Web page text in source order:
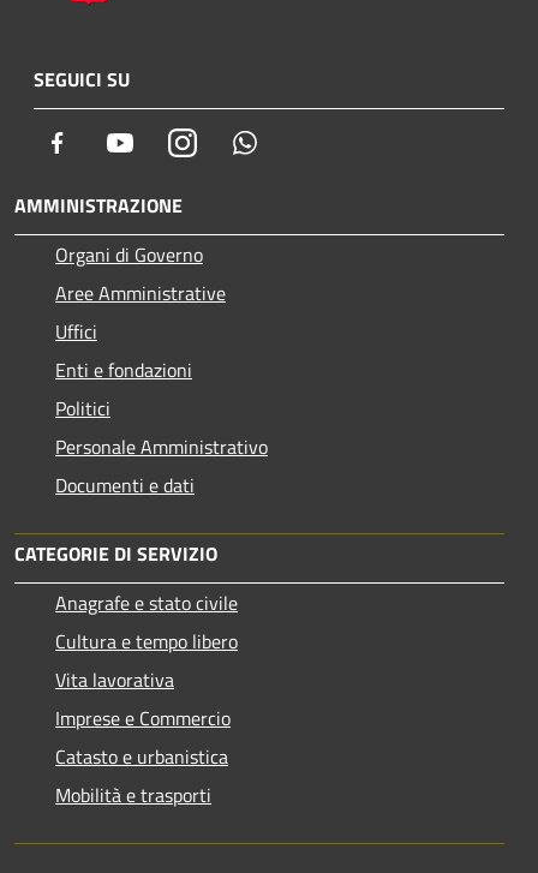
SEGUICI SU
Facebook YoutubeInstagram
AMMINISTRAZIONE
Organi di Governo
Aree Amministrative
Uffici
Enti e fondazioni
Politici
Personale Amministrativo
Documenti e dati
CATEGORIE DI SERVIZIO
Anagrafe e stato civile
Cultura e tempo libero
Vita lavorativa
Imprese e Commercio
Catasto e urbanistica
Mobilità e trasporti